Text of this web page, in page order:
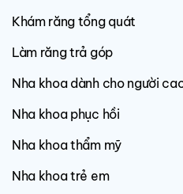
Khám răng tổng quát
Làm răng trả góp
Nha khoa dành cho người
Nha khoa phục hồi
Nha khoa thẩm mỹ
Nha khoa trẻ em